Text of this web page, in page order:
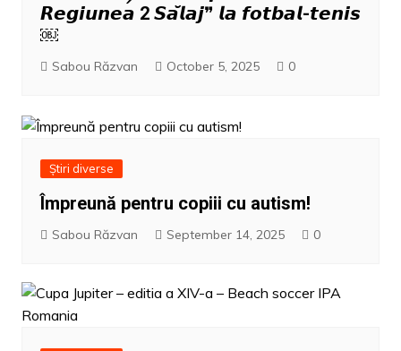
𝙍𝙚𝙜𝙞𝙪𝙣𝙚𝙖 2 𝙎𝙖̆𝙡𝙖𝙟❞ 𝙡𝙖 𝙛𝙤𝙩𝙗𝙖𝙡-𝙩𝙚𝙣𝙞𝙨
￼
Sabou Răzvan October 5, 2025 0
Știri diverse
Împreună pentru copiii cu autism!
Sabou Răzvan September 14, 2025 0